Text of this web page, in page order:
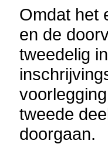
Omdat het
en de
tweedelig
tweede
doorgaan.